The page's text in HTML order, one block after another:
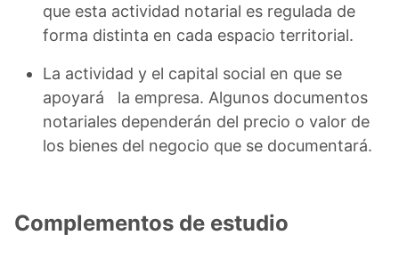
que esta actividad notarial es regulada de
forma distinta en cada espacio territorial.
La actividad y el capital social en que se
apoyará la empresa. Algunos documentos
notariales dependerán del precio o valor de
los bienes del negocio que se documentará.
Complementos de estudio